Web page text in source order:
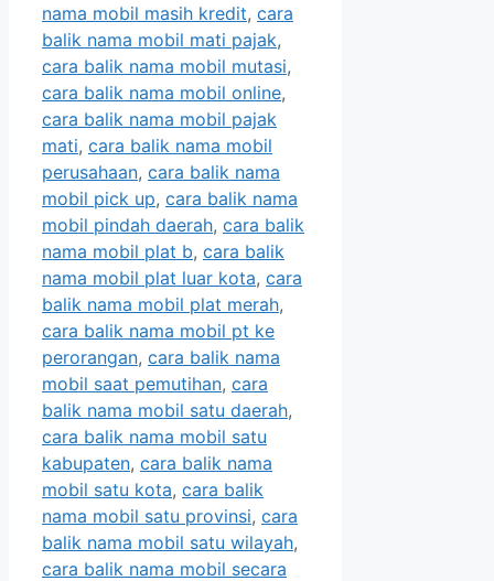
nama mobil masih kredit, cara
balik nama mobil mati pajak,
cara balik nama mobil mutasi,
cara balik nama mobil online,
cara balik nama mobil pajak
mati, cara balik nama mobil
perusahaan, cara balik nama
mobil pick up, cara balik nama
mobil pindah daerah, cara balik
nama mobil plat b, cara balik
nama mobil plat luar kota, cara
balik nama mobil plat merah,
cara balik nama mobil pt ke
perorangan, cara balik nama
mobil saat pemutihan, cara
balik nama mobil satu daerah,
cara balik nama mobil satu
kabupaten, cara balik nama
mobil satu kota, cara balik
nama mobil satu provinsi, cara
balik nama mobil satu wilayah,
cara balik nama mobil secara